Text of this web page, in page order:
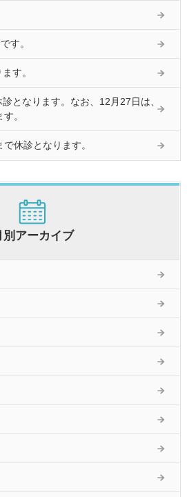
す。
す。
となります。なお、12月27日は、
。
休診となります。
別アーカイブ